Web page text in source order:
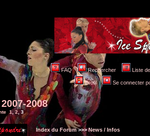
FAQ Rechercher Liste
Profil Se connecter
2008
1,2 3
Index du Forum>>>News / Infos